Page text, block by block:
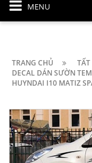
MENU
TRANG CHỦ
TẤT
DECAL DÁN SƯỜN
HUYNDAI I10 MATIZ